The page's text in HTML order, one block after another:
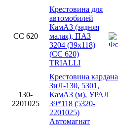
CC 620
Крестовина для
автомобилей
КамАЗ (задняя
малая), ПАЗ
3204 (39х118)
(CC 620)
TRIALLI
130-
2201025
Крестовина кардана
ЗиЛ-130, 5301,
КамАЗ (м), УРАЛ
39*118 (5320-
2201025)
Автомагнат